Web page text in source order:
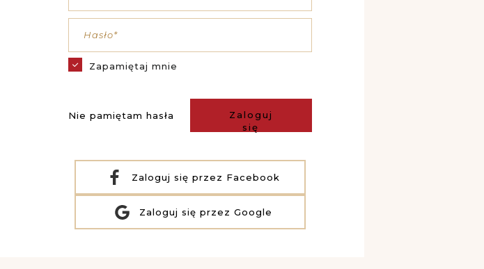
Hasło*
Zapamiętaj mnie
Zaloguj
się
Nie pamiętam hasła
Zaloguj się przez Google
Zaloguj się przez Facebook